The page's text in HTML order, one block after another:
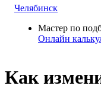
Челябинск
Мастер по
Онлайн
Как